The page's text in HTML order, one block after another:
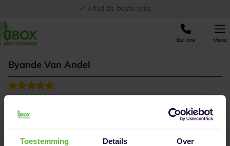
Toestemming Details Over
Altijd de beste prijs
Bel ons Menu
Byande Van Andel